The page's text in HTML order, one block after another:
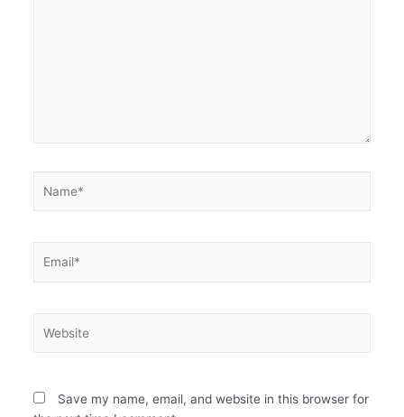
Save my name, email, and website in this browser for